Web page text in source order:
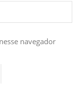
navegador